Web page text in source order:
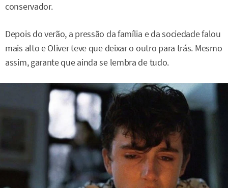
conservador.
Depois do verão, a pressão da família e da sociedade falou
mais alto e Oliver teve que deixar o outro para trás. Mesmo
assim, garante que ainda se lembra de tudo.